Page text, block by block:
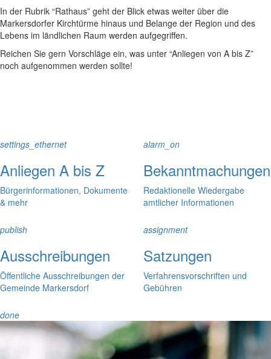
In der Rubrik “Rathaus” geht der Blick etwas weiter über die
Markersdorfer Kirchtürme hinaus und Belange der Region und des
Lebens im ländlichen Raum werden aufgegriffen.
Reichen Sie gern Vorschläge ein, was unter “Anliegen von A bis Z”
noch aufgenommen werden sollte!
settings_ethernet
Anliegen A bis Z
Bürgerinformationen, Dokumente
& mehr
alarm_on
Bekanntmachungen
Redaktionelle Wiedergabe
amtlicher Informationen
publish
Ausschreibungen
Öffentliche Ausschreibungen der
Gemeinde Markersdorf
assignment
Satzungen
Verfahrensvorschriften und
Gebühren
done